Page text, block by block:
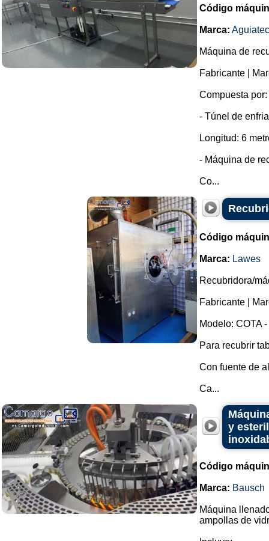
Código
Marca:
Máquina de
Fabricante |
Compuesta por:
- Túnel de
Longitud: 6
- Máquina de
Co...
Código
Marca: Lawes
Recubridora/
Fabricante |
Modelo: COTA
Para recubrir
Con fuente de
Ca...
y
Código
Marca: Bausch
Máquina
ampollas de